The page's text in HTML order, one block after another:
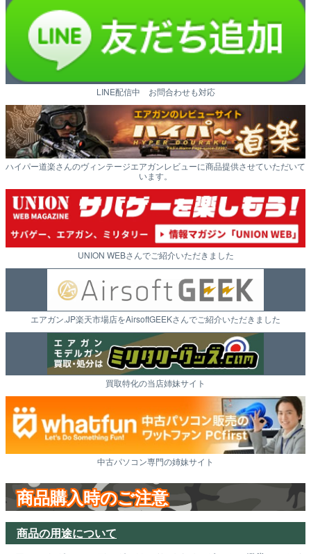
LINE配信中 お問合わせも対応
ハイパー道楽さんのヴィンテージエアガンレビューに商品提供させていただいて
います。
UNION WEBさんでご紹介いただきました
エアガン.JP楽天市場店をAirsoftGEEKさんでご紹介いただきました
買取特化の当店姉妹サイト
中古パソコン専門の姉妹サイト
商品購入時のご注意
商品の用途について